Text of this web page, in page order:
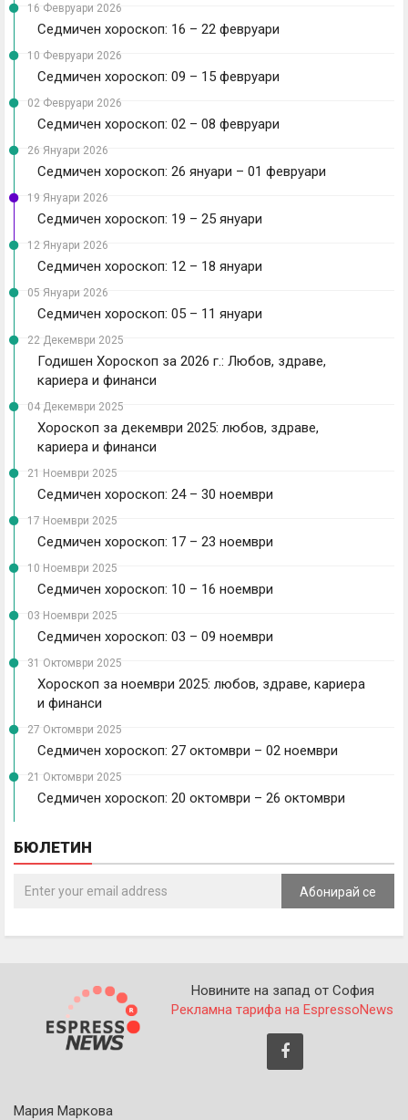
16 Февруари 2026
Седмичен хороскоп: 16 – 22 февруари
10 Февруари 2026
Седмичен хороскоп: 09 – 15 февруари
02 Февруари 2026
Седмичен хороскоп: 02 – 08 февруари
26 Януари 2026
Седмичен хороскоп: 26 януари – 01 февруари
19 Януари 2026
Седмичен хороскоп: 19 – 25 януари
12 Януари 2026
Седмичен хороскоп: 12 – 18 януари
05 Януари 2026
Седмичен хороскоп: 05 – 11 януари
22 Декември 2025
Годишен Хороскоп за 2026 г.: Любов, здраве,
кариера и финанси
04 Декември 2025
Хороскоп за декември 2025: любов, здраве,
кариера и финанси
21 Ноември 2025
Седмичен хороскоп: 24 – 30 ноември
17 Ноември 2025
Седмичен хороскоп: 17 – 23 ноември
10 Ноември 2025
Седмичен хороскоп: 10 – 16 ноември
03 Ноември 2025
Седмичен хороскоп: 03 – 09 ноември
31 Октомври 2025
Хороскоп за ноември 2025: любов, здраве, кариера
и финанси
27 Октомври 2025
Седмичен хороскоп: 27 октомври – 02 ноември
21 Октомври 2025
Седмичен хороскоп: 20 октомври – 26 октомври
БЮЛЕТИН
Абонирай се
Новините на запад от София
Рекламна тарифа на EspressoNews
Мария Маркова